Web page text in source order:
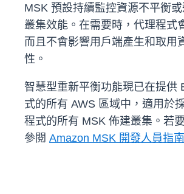
MSK 預設持續監控資源不平衡
叢集效能。在需要時，代理程式
而且不會影響用戶端產生和取用
性。
智慧型重新平衡功能現已在提供
式的所有 AWS 區域中，適用於
程式的所有 MSK 佈建叢集。若
參閱 Amazon MSK 開發人員指南